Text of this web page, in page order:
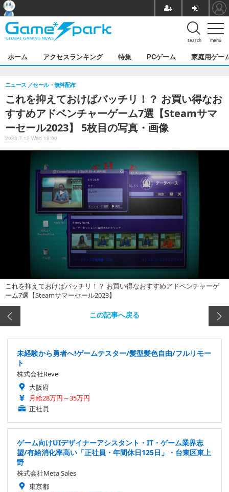
menu
search
ホーム アクセスランキング 特集 PCゲーム 家庭用ゲー
これを抑えておけばバッチリ！？ お買い得なお
すすめアドベンチャーゲーム7選【Steamサマ
ーセール2023】 5枚目の写真・画像
ニュース セール・無料配布
2023.7.12 Wed 18:00
これを抑えておけばバッチリ！？ お買い得なおすすめアドベンチャーゲ
ーム7選【Steamサマーセール2023】
この記事へ戻る
未経験から勇者へ!ゲームテスター/髪型髪色自由/フルリモー
ト
株式会社Reve
大阪府
月給28万円～35万円
正社員
ゲーム向けUIデザイナーアシスタント・IT・ゲーム業界志
望/有給消化率高い「正社員・年間休日125日」・台東区東上
野
株式会社Meta Sales
東京都